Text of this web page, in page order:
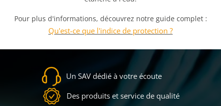
Pour plus d'informations, découvrez notre guide complet :
Qu'est-ce que l'indice de protection ?
Un SAV dédié à votre écoute
Des produits et service de qualité